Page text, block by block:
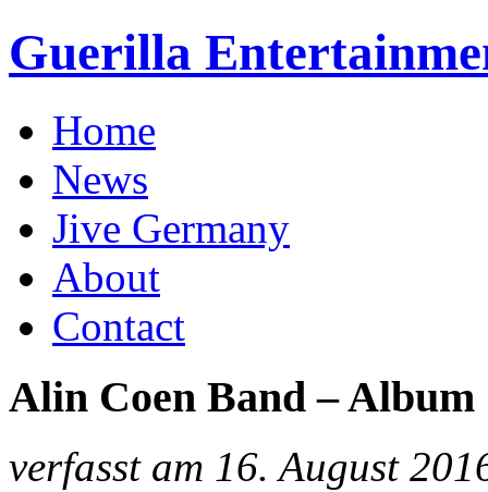
Guerilla
Home
News
Jive Germany
About
Contact
Alin Coen Band –
verfasst am 16. August